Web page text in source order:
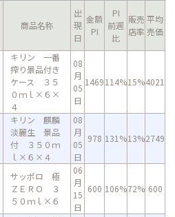
商品名称
出
現
日
金額
PI
PI
前週
比
販売
店率
平均
売価
キリン 一番
搾り景品付き
ケース ３５
０ｍｌ×６×
４
08
月
05
日
1469114%15%4021
キリン 麒麟
淡麗生 景品
付 ３５０ｍ
ｌ×６×４
08
月
05
日
978 131%13%2749
サッポロ 極
ＺＥＲＯ ３
５０ｍｌ×６
06
月
15
日
600 106%72% 600